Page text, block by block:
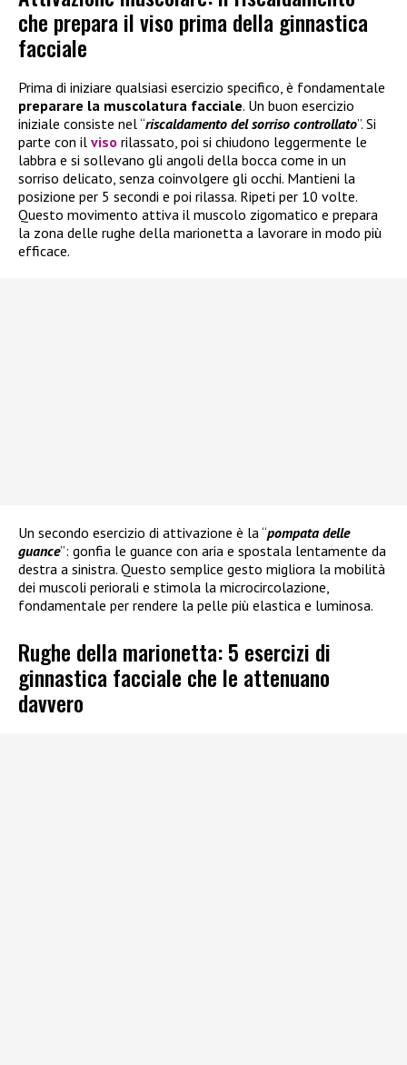
che prepara il viso prima della ginnastica
facciale
Prima di iniziare qualsiasi esercizio specifico, è fondamentale
preparare la muscolatura facciale. Un buon esercizio
iniziale consiste nel “riscaldamento del sorriso controllato”. Si
parte con il viso rilassato, poi si chiudono leggermente le
labbra e si sollevano gli angoli della bocca come in un
sorriso delicato, senza coinvolgere gli occhi. Mantieni la
posizione per 5 secondi e poi rilassa. Ripeti per 10 volte.
Questo movimento attiva il muscolo zigomatico e prepara
la zona delle rughe della marionetta a lavorare in modo più
efficace.
Un secondo esercizio di attivazione è la “pompata delle
guance”: gonfia le guance con aria e spostala lentamente da
destra a sinistra. Questo semplice gesto migliora la mobilità
dei muscoli periorali e stimola la microcircolazione,
fondamentale per rendere la pelle più elastica e luminosa.
Rughe della marionetta: 5 esercizi di
ginnastica facciale che le attenuano
davvero